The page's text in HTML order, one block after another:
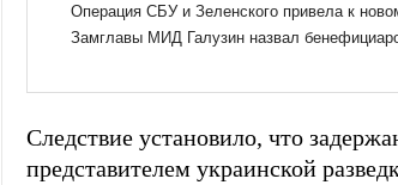
Следствие установило, что
представителем украинской